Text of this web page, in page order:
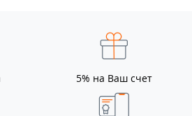
5% на Ваш счет